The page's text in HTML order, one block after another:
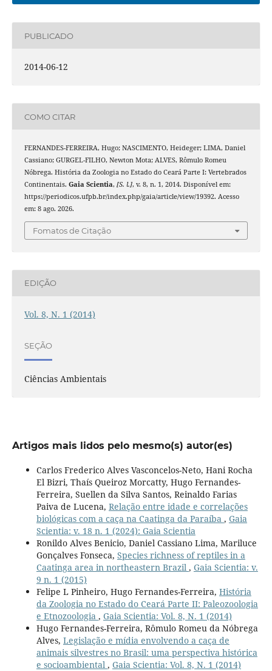
PUBLICADO
2014-06-12
COMO CITAR
FERNANDES-FERREIRA, Hugo; NASCIMENTO, Heideger; LIMA, Daniel
Cassiano; GURGEL-FILHO, Newton Mota; ALVES, Rômulo Romeu
Nóbrega. História da Zoologia no Estado do Ceará Parte I: Vertebrados
Continentais. Gaia Scientia, [S. l.], v. 8, n. 1, 2014. Disponível em:
https://periodicos.ufpb.br/index.php/gaia/article/view/19392. Acesso
em: 8 ago. 2026.
Fomatos de Citação
EDIÇÃO
Vol. 8, N. 1 (2014)
SEÇÃO
Ciências Ambientais
Artigos mais lidos pelo mesmo(s) autor(es)
Carlos Frederico Alves Vasconcelos-Neto, Hani Rocha
El Bizri, Thaís Queiroz Morcatty, Hugo Fernandes-
Ferreira, Suellen da Silva Santos, Reinaldo Farias
Paiva de Lucena, Relação entre idade e correlações
biológicas com a caça na Caatinga da Paraíba , Gaia
Scientia: v. 18 n. 1 (2024): Gaia Scientia
Ronildo Alves Benicio, Daniel Cassiano Lima, Mariluce
Gonçalves Fonseca, Species richness of reptiles in a
Caatinga area in northeastern Brazil , Gaia Scientia: v.
9 n. 1 (2015)
Felipe L Pinheiro, Hugo Fernandes-Ferreira, História
da Zoologia no Estado do Ceará Parte II: Paleozoologia
e Etnozoologia , Gaia Scientia: Vol. 8, N. 1 (2014)
Hugo Fernandes-Ferreira, Rômulo Romeu da Nóbrega
Alves, Legislação e mídia envolvendo a caça de
animais silvestres no Brasil: uma perspectiva histórica
e socioambiental , Gaia Scientia: Vol. 8, N. 1 (2014)